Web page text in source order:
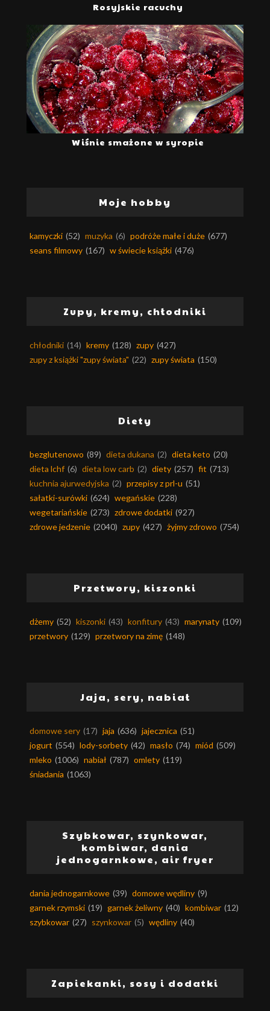
Rosyjskie racuchy
Wiśnie smażone w syropie
Moje hobby
kamyczki (52) muzyka (6) podróże małe i duże (677)
seans filmowy (167) w świecie książki (476)
Zupy, kremy, chłodniki
chłodniki (14) kremy (128) zupy (427)
zupy z książki "zupy świata" (22) zupy świata (150)
Diety
bezglutenowo (89) dieta dukana (2) dieta keto (20)
dieta lchf (6) dieta low carb (2) diety (257) fit (713)
kuchnia ajurwedyjska (2) przepisy z prl-u (51)
sałatki-surówki (624) wegańskie (228)
wegetariańskie (273) zdrowe dodatki (927)
zdrowe jedzenie (2040) zupy (427) żyjmy zdrowo (754)
Przetwory, kiszonki
dżemy (52) kiszonki (43) konfitury (43) marynaty (109)
przetwory (129) przetwory na zimę (148)
Jaja, sery, nabiał
domowe sery (17) jaja (636) jajecznica (51)
jogurt (554) lody-sorbety (42) masło (74) miód (509)
mleko (1006) nabiał (787) omlety (119)
śniadania (1063)
Szybkowar, szynkowar,
kombiwar, dania
jednogarnkowe, air fryer
dania jednogarnkowe (39) domowe wędliny (9)
garnek rzymski (19) garnek żeliwny (40) kombiwar (12)
szybkowar (27) szynkowar (5) wędliny (40)
Zapiekanki, sosy i dodatki